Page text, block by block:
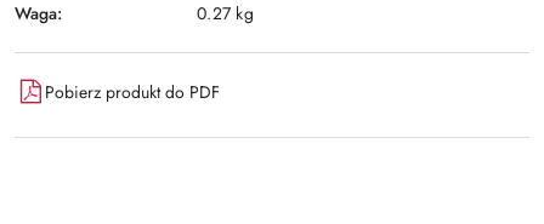
Waga: 0.27 kg
Pobierz produkt do PDF